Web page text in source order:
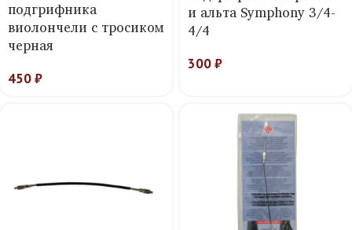
подгрифника
виолончели с тросиком
черная
450₽
и альта Symphony 3/4-
4/4
300₽